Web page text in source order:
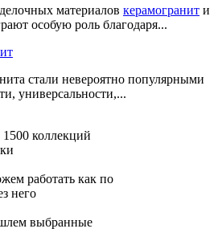
материалов керамогранит и
особую роль благодаря...
стали невероятно популярными
универсальности,...
1500 коллекций
работать как по
него
выбранные